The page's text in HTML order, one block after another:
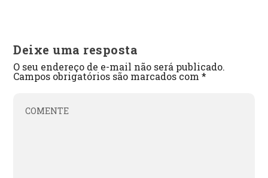
Deixe uma resposta
O seu endereço de e-mail não será publicado.
Campos obrigatórios são marcados com*